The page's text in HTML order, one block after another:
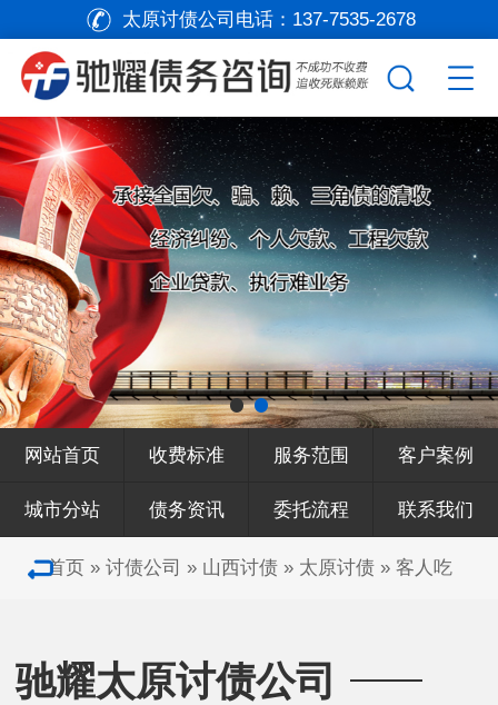
太原讨债公司电话： 137-7535-2678
网站首页 收费标准 服务范围 客户案例
城市分站 债务资讯 委托流程 联系我们
首页» 讨债公司 » 山西讨债» 太原讨债» 客人吃
驰耀太原讨债公司